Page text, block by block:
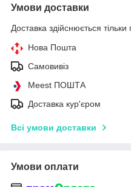
Умови доставки
Доставка здійснюється тільки
Нова Пошта
Самовивіз
Meest ПОШТА
Доставка кур'єром
Всі умови доставки
Умови оплати